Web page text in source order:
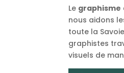
Le graphisme
nous aidons
toute la
graphistes
visuels de